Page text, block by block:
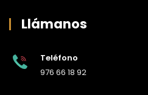
Llámanos
Teléfono
976 66 18 92